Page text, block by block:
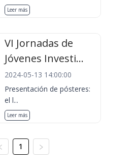
Leer más
VI Jornadas de
Jóvenes Investi...
2024-05-13 14:00:00
Presentación de pósteres:
el l...
Leer más
1